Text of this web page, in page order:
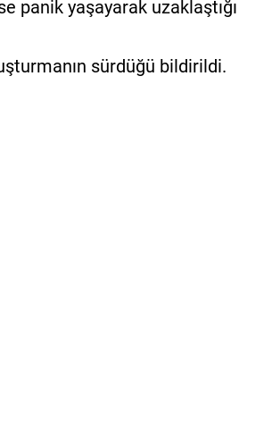
panik yaşayarak uzaklaştığı
sürdüğü bildirildi.